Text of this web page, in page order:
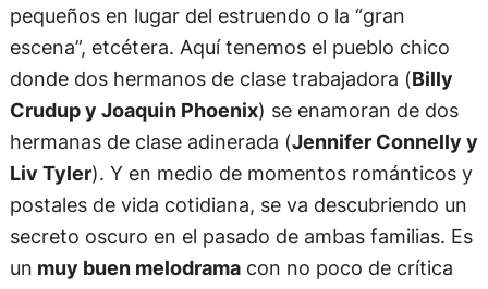
pequeños en lugar del estruendo o la “gran
escena”, etcétera. Aquí tenemos el pueblo chico
donde dos hermanos de clase trabajadora (Billy
Crudup y Joaquin Phoenix) se enamoran de dos
hermanas de clase adinerada (Jennifer Connelly y
Liv Tyler). Y en medio de momentos románticos y
postales de vida cotidiana, se va descubriendo un
secreto oscuro en el pasado de ambas familias. Es
un muy buen melodramacon no poco de crítica